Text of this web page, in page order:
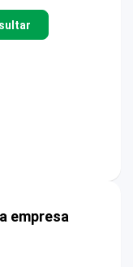
empresa